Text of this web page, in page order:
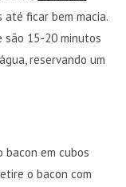
ficar bem macia.
são 15-20 minutos
reservando um
em cubos
o bacon com